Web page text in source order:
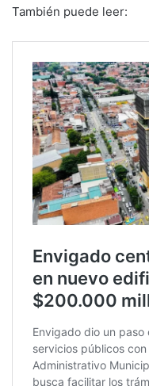
También puede leer: